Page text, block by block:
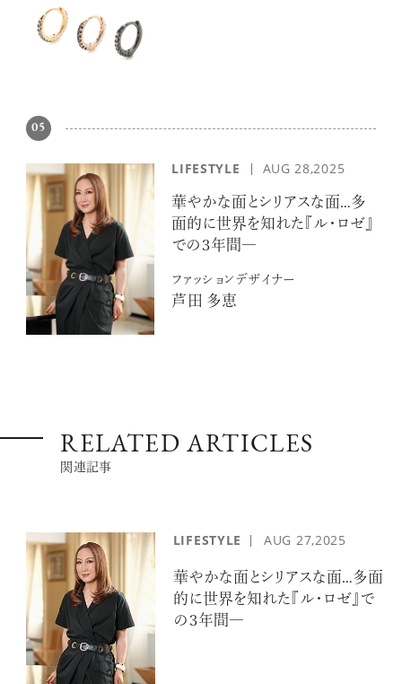
05
LIFESTYLE AUG 28,2025
華やかな面とシリアスな面…多
面的に世界を知れた『ル・ロゼ』
での３年間―
ファッションデザイナー
芦田 多恵
RELATED ARTICLES
関連記事
LIFESTYLE AUG 27,2025
華やかな面とシリアスな面…多面
的に世界を知れた『ル・ロゼ』で
の３年間―